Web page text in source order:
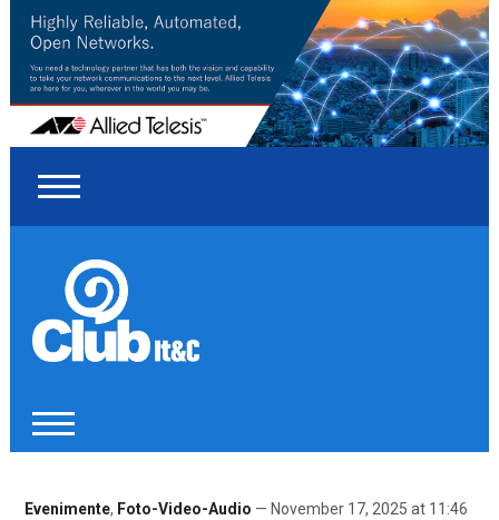
Evenimente, Foto-Video-Audio — November 17, 2025 at 11:46